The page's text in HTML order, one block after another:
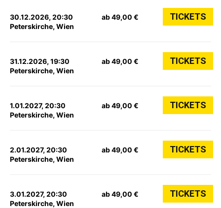
30.12.2026, 20:30
Peterskirche, Wien
ab 49,00 € TICKETS
31.12.2026, 19:30
Peterskirche, Wien
ab 49,00 € TICKETS
1.01.2027, 20:30
Peterskirche, Wien
ab 49,00 € TICKETS
2.01.2027, 20:30
Peterskirche, Wien
ab 49,00 € TICKETS
3.01.2027, 20:30
Peterskirche, Wien
ab 49,00 € TICKETS